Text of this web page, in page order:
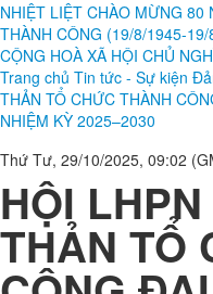
NHIỆT LIỆT CHÀO MỪNG 80
THÀNH CÔNG (19/8/1945-
CỘNG HOÀ XÃ HỘI CHỦ
Trang chủ Tin tức - Sự kiện
THẢN TỔ CHỨC THÀNH
NHIỆM KỲ 2025–2030
Thứ Tư, 29/10/2025, 09:02
HỘI
THẢN TỔ